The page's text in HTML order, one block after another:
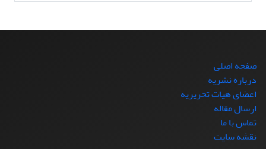
صفحه اصلی
درباره نشریه
اعضای هیات تحریریه
ارسال مقاله
تماس با ما
نقشه سایت